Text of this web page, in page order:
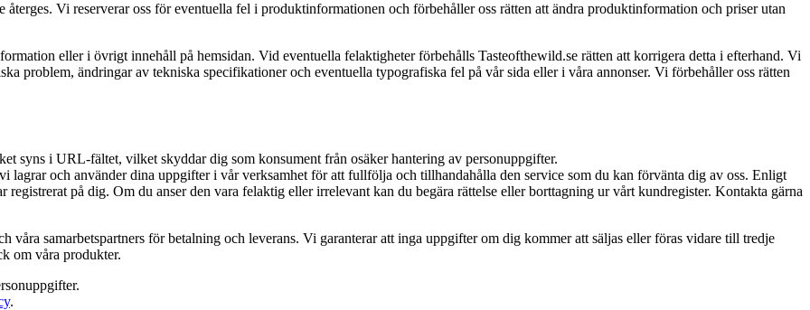
återges. Vi reserverar oss för eventuella fel i produktinformationen och förbehåller oss rätten att ändra produktinformation och priser utan
eller i övrigt innehåll på hemsidan. Vid eventuella felaktigheter förbehålls Tasteofthewild.se rätten att korrigera detta i efterhand. Vi
problem, ändringar av tekniska specifikationer och eventuella typografiska fel på vår sida eller i våra annonser. Vi förbehåller oss rätten
syns i URL-fältet, vilket skyddar dig som konsument från osäker hantering av personuppgifter.
lagrar och använder dina uppgifter i vår verksamhet för att fullfölja och tillhandahålla den service som du kan förvänta dig av oss. Enligt
på dig. Om du anser den vara felaktig eller irrelevant kan du begära rättelse eller borttagning ur vårt kundregister. Kontakta gärna
våra samarbetspartners för betalning och leverans. Vi garanterar att inga uppgifter om dig kommer att säljas eller föras vidare till tredje
om våra produkter.
.